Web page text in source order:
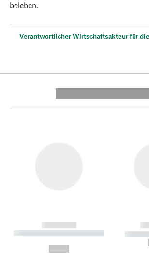
beleben.
Verantwortlicher Wirtschaftsakteur für
------------
----------- ----------- --------